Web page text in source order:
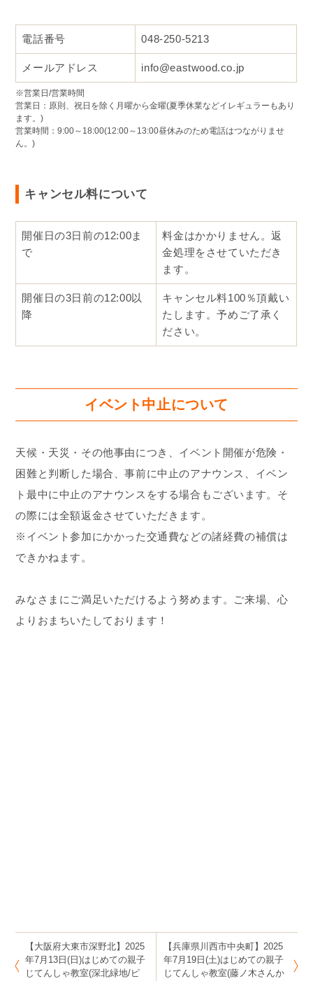
電話番号 048-250-5213
メールアドレス info@eastwood.co.jp
※営業日/営業時間
営業日：原則、祝日を除く月曜から金曜(夏季休業などイレギュラーもあり
ます。)
営業時間：9:00～18:00(12:00～13:00昼休みのため電話はつながりませ
ん。)
キャンセル料について
開催日の3日前の12:00ま
で
料金はかかりません。返
金処理をさせていただき
ます。
開催日の3日前の12:00以
降
キャンセル料100％頂戴い
たします。予めご了承く
ださい。
イベント中止について
天候・天災・その他事由につき、イベント開催が危険・
困難と判断した場合、事前に中止のアナウンス、イベン
ト最中に中止のアナウンスをする場合もございます。そ
の際には全額返金させていただきます。
※イベント参加にかかった交通費などの諸経費の補償は
できかねます。
みなさまにご満足いただけるよう努めます。ご来場、心
よりおまちいたしております！
【大阪府大東市深野北】2025
年7月13日(日)はじめての親子
じてんしゃ教室(深北緑地/ピ
【兵庫県川西市中央町】2025
年7月19日(土)はじめての親子
じてんしゃ教室(藤ノ木さんか